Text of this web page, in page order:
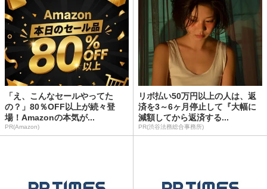
「え、こんなセールやってた
の？」80％OFF以上が続々登
場！Amazonの本気が...
PR(Amazon)
リボ払い50万円以上の人は、返
済を3～6ヶ月停止して『大幅に
減額してから返済する...
PR(渋谷法務総合事務所)